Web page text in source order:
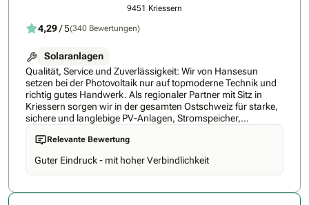
9451 Kriessern
4,29/ 5(340 Bewertungen)
Solaranlagen
Qualität, Service und Zuverlässigkeit: Wir von Hansesun
setzen bei der Photovoltaik nur auf topmoderne Technik und
richtig gutes Handwerk. Als regionaler Partner mit Sitz in
Kriessern sorgen wir in der gesamten Ostschweiz für starke,
sichere und langlebige PV-Anlagen, Stromspeicher,
Steuerungen und E‑Auto-Ladestationen. Weil Solarenergie
kostenlos, umweltschonend und wertvoll ist, schöpfen wir die
volle Kraft der Sonne aus. Wir planen, montieren, installieren,
servicieren und wickeln alle Formalitäten von der Bewilligung
und Förderung bis zum Netzanschluss aus einer Hand ab.
Relevante Bewertung
Guter Eindruck - mit hoher Verbindlichkeit